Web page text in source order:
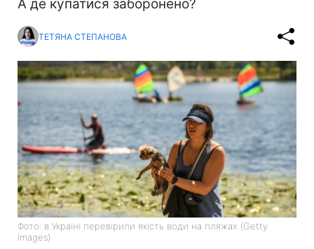
А де купатися заборонено?
ТЕТЯНА СТЕПАНОВА
Фото: в Україні перевірили якість води на пляжах (Getty
Images)